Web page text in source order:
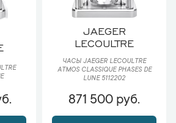
JAEGER
LECOULTRE
ЧАСЫ JAEGER LECOULTRE
ATMOS CLASSIQUE PHASES DE
LUNE 5112202
871 500 руб.